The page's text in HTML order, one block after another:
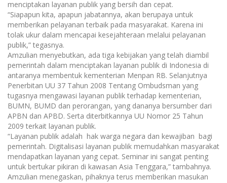
menciptakan layanan publik yang bersih dan cepat.
“Siapapun kita, apapun jabatannya, akan berupaya untuk
memberikan pelayanan terbaik pada masyarakat. Karena ini
tolak ukur dalam mencapai kesejahteraan melalui pelayanan
publik,” tegasnya.
Amzulian menyebutkan, ada tiga kebijakan yang telah diambil
pemerintah dalam menciptakan layanan publik di Indonesia di
antaranya membentuk kementerian Menpan RB. Selanjutnya
Penerbitan UU 37 Tahun 2008 Tentang Ombudsman yang
tugasnya mengawasi layanan publik terhadap kementerian,
BUMN, BUMD dan perorangan, yang dananya bersumber dari
APBN dan APBD. Serta diterbitkannya UU Nomor 25 Tahun
2009 terkait layanan publik.
“Layanan publik adalah hak warga negara dan kewajiban bagi
pemerintah. Digitalisasi layanan publik memudahkan masyarakat
mendapatkan layanan yang cepat. Seminar ini sangat penting
untuk bertukar pikiran di kawasan Asia Tenggara,” tambahnya.
Amzulian menegaskan, pihaknya terus memberikan masukan